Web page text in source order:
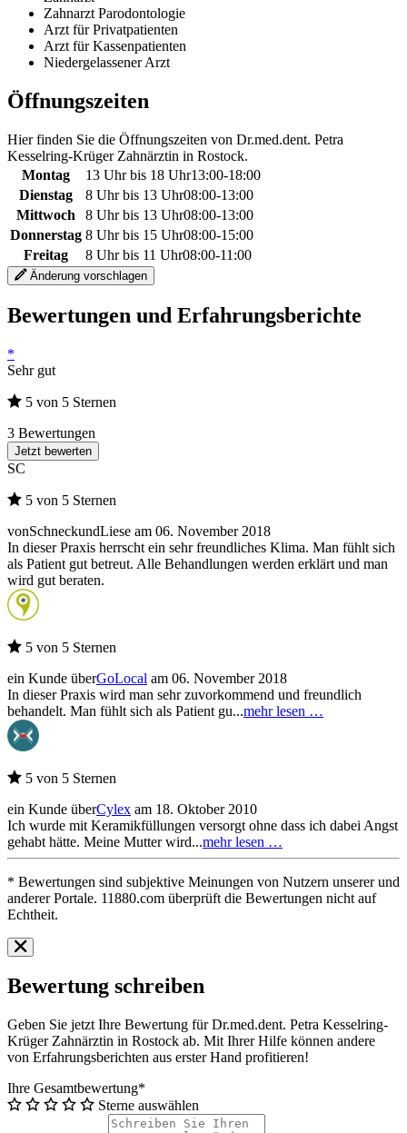
Zahnarzt Parodontologie
Arzt für Privatpatienten
Arzt für Kassenpatienten
Niedergelassener Arzt
Öffnungszeiten
Hier finden Sie die Öffnungszeiten von Dr.med.dent. Petra
Kesselring-Krüger Zahnärztin in Rostock.
Montag
13 Uhr bis 18 Uhr13:00-18:00
Dienstag
8 Uhr bis 13 Uhr08:00-13:00
Mittwoch
8 Uhr bis 13 Uhr08:00-13:00
Donnerstag 8 Uhr bis 15 Uhr08:00-15:00
Freitag
8 Uhr bis 11 Uhr08:00-11:00
Änderung vorschlagen
Bewertungen und Erfahrungsberichte
*
Sehr gut
5 von 5 Sternen
3 Bewertungen
Jetzt bewerten
SC
5 von 5 Sternen
vonSchneckundLiese am 06. November 2018
In dieser Praxis herrscht ein sehr freundliches Klima. Man fühlt sich
als Patient gut betreut. Alle Behandlungen werden erklärt und man
wird gut beraten.
5 von 5 Sternen
ein Kunde überGoLocal am 06. November 2018
In dieser Praxis wird man sehr zuvorkommend und freundlich
behandelt. Man fühlt sich als Patient gu...mehr lesen …
5 von 5 Sternen
ein Kunde überCylex am 18. Oktober 2010
Ich wurde mit Keramikfüllungen versorgt ohne dass ich dabei Angst
gehabt hätte. Meine Mutter wird...mehr lesen …
* Bewertungen sind subjektive Meinungen von Nutzern unserer und
anderer Portale. 11880.com überprüft die Bewertungen nicht auf
Echtheit.
Bewertung schreiben
Geben Sie jetzt Ihre Bewertung für Dr.med.dent. Petra Kesselring-
Krüger Zahnärztin in Rostock ab. Mit Ihrer Hilfe können andere
von Erfahrungsberichten aus erster Hand profitieren!
Ihre Gesamtbewertung*
Sterne auswählen